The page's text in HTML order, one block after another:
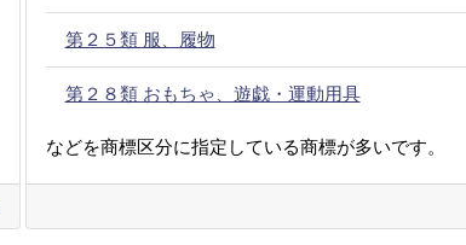
第２５類 服、履物
第２８類 おもちゃ、遊戯・運動用具
などを商標区分に指定している商標が多いです。